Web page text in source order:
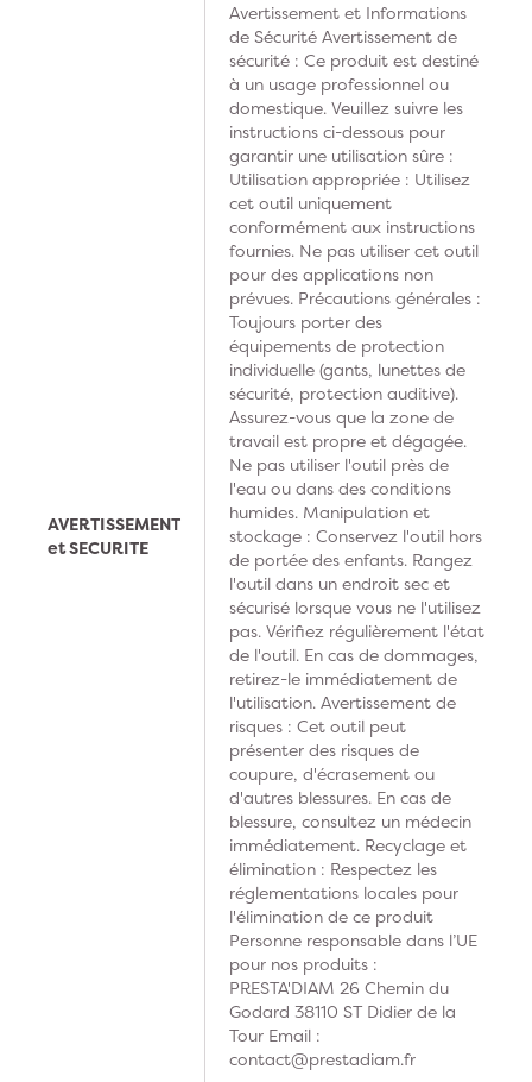
AVERTISSEMENT
et SECURITE
Avertissement et Informations
de Sécurité Avertissement de
sécurité : Ce produit est destiné
à un usage professionnel ou
domestique. Veuillez suivre les
instructions ci-dessous pour
garantir une utilisation sûre :
Utilisation appropriée : Utilisez
cet outil uniquement
conformément aux instructions
fournies. Ne pas utiliser cet outil
pour des applications non
prévues. Précautions générales :
Toujours porter des
équipements de protection
individuelle (gants, lunettes de
sécurité, protection auditive).
Assurez-vous que la zone de
travail est propre et dégagée.
Ne pas utiliser l'outil près de
l'eau ou dans des conditions
humides. Manipulation et
stockage : Conservez l'outil hors
de portée des enfants. Rangez
l'outil dans un endroit sec et
sécurisé lorsque vous ne l'utilisez
pas. Vérifiez régulièrement l'état
de l'outil. En cas de dommages,
retirez-le immédiatement de
l'utilisation. Avertissement de
risques : Cet outil peut
présenter des risques de
coupure, d'écrasement ou
d'autres blessures. En cas de
blessure, consultez un médecin
immédiatement. Recyclage et
élimination : Respectez les
réglementations locales pour
l'élimination de ce produit
Personne responsable dans l’UE
pour nos produits :
PRESTA'DIAM 26 Chemin du
Godard 38110 ST Didier de la
Tour Email :
contact@prestadiam.fr